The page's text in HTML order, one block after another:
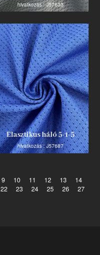
hivatkozás : J57633
Elasztikus háló 5-1-5
hivatkozás : J57687
9 10 11 12 13
14
22 23 24 25 26 27